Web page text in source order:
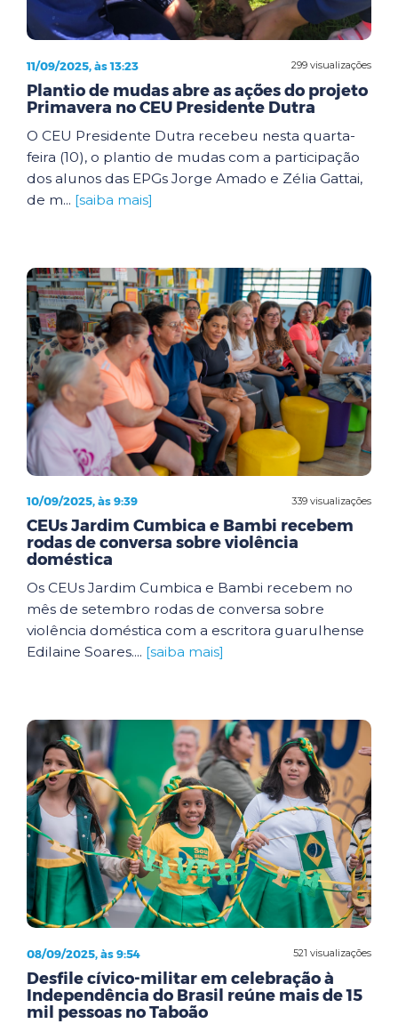
299 visualizações
11/09/2025, às 13:23
Plantio de mudas abre as ações do projeto
Primavera no CEU Presidente Dutra
O CEU Presidente Dutra recebeu nesta quarta-
feira (10), o plantio de mudas com a participação
dos alunos das EPGs Jorge Amado e Zélia Gattai,
de m... [saiba mais]
339 visualizações
10/09/2025, às 9:39
CEUs Jardim Cumbica e Bambi recebem
rodas de conversa sobre violência
doméstica
Os CEUs Jardim Cumbica e Bambi recebem no
mês de setembro rodas de conversa sobre
violência doméstica com a escritora guarulhense
Edilaine Soares.... [saiba mais]
521 visualizações
08/09/2025, às 9:54
Desfile cívico-militar em celebração à
Independência do Brasil reúne mais de 15
mil pessoas no Taboão